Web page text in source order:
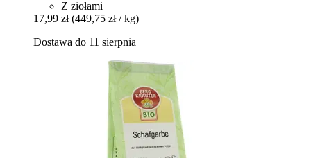
Z ziołami
17,99 zł (449,75 zł / kg)
Dostawa do 11 sierpnia